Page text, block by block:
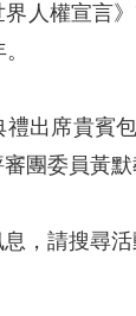
人權宣言
禮出席貴賓
團委員黃
， 請搜尋活